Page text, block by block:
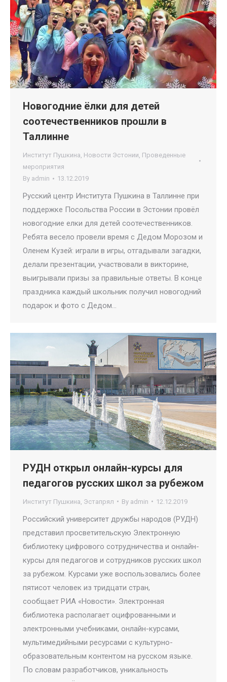
Новогодние ёлки для детей
соотечественников прошли в
Таллинне
Институт Пушкина, Новости Эстонии, Проведенные
мероприятия
By admin 13.12.2019
Русский центр Института Пушкина в Таллинне при
поддержке Посольства России в Эстонии провёл
новогодние елки для детей соотечественников.
Ребята весело провели время с Дедом Морозом и
Оленем Кузей: играли в игры, отгадывали загадки,
делали презентации, участвовали в викторине,
выигрывали призы за правильные ответы. В конце
праздника каждый школьник получил новогодний
подарок и фото с Дедом…
РУДН открыл онлайн-курсы для
педагогов русских школ за рубежом
Институт Пушкина Эстапрял By admin 12.12.2019
Российский университет дружбы народов (РУДН)
представил просветительскую Электронную
библиотеку цифрового сотрудничества и онлайн-
курсы для педагогов и сотрудников русских школ
за рубежом. Курсами уже воспользовались более
пятисот человек из тридцати стран,
сообщает РИА «Новости». Электронная
библиотека располагает оцифрованными и
электронными учебниками, онлайн-курсами,
мультимедийными ресурсами с культурно-
образовательным контентом на русском языке.
По словам разработчиков, уникальность